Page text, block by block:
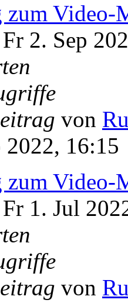
Video-
2. Sep
von
2022, 16:15
Video-
1. Jul
von